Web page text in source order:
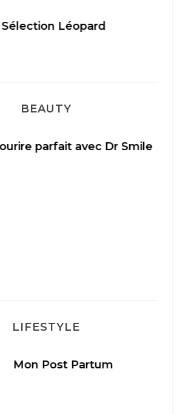
Sélection Léopard